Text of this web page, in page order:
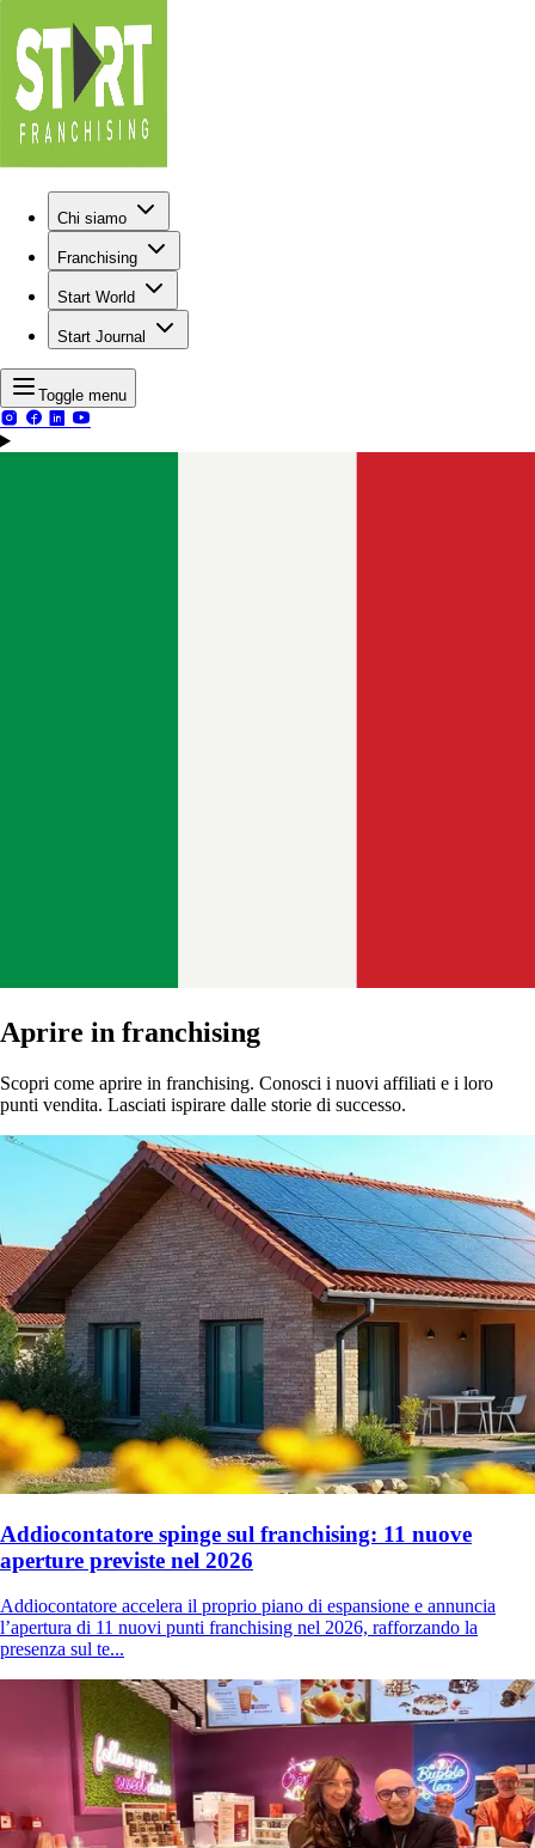
Chi siamo
Franchising
Start World
Start Journal
Toggle menu
Aprire in franchising
Scopri come aprire in franchising. Conosci i nuovi affiliati e i loro
punti vendita. Lasciati ispirare dalle storie di successo.
Addiocontatore spinge sul franchising: 11 nuove
aperture previste nel 2026
Addiocontatore accelera il proprio piano di espansione e annuncia
l’apertura di 11 nuovi punti franchising nel 2026, rafforzando la
presenza sul te...